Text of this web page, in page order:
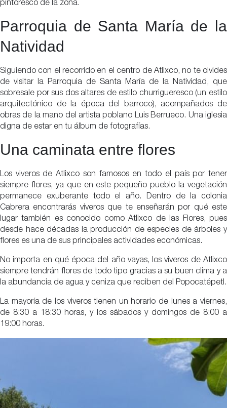
pintoresco de la zona.
Parroquia de Santa María de la
Natividad
Siguiendo con el recorrido en el centro de Atlixco, no te olvides
de visitar la Parroquia de Santa María de la Natividad, que
sobresale por sus dos altares de estilo churrigueresco (un estilo
arquitectónico de la época del barroco), acompañados de
obras de la mano del artista poblano Luis Berrueco. Una iglesia
digna de estar en tu álbum de fotografías.
Una caminata entre flores
Los viveros de Atlixco son famosos en todo el país por tener
siempre flores, ya que en este pequeño pueblo la vegetación
permanece exuberante todo el año. Dentro de la colonia
Cabrera encontrarás viveros que te enseñarán por qué este
lugar también es conocido como Atlixco de las Flores, pues
desde hace décadas la producción de especies de árboles y
flores es una de sus principales actividades económicas.
No importa en qué época del año vayas, los viveros de Atlixco
siempre tendrán flores de todo tipo gracias a su buen clima y a
la abundancia de agua y ceniza que reciben del Popocatépetl.
La mayoría de los viveros tienen un horario de lunes a viernes,
de 8:30 a 18:30 horas, y los sábados y domingos de 8:00 a
19:00 horas.